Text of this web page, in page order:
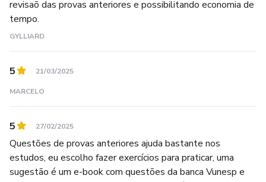
revisaõ das provas anteriores e possibilitando economia de
tempo.
GYLLIARD
5 21/03/2025
MARCELO
5 27/02/2025
Questões de provas anteriores ajuda bastante nos
estudos, eu escolho fazer exercícios para praticar, uma
sugestão é um e-book com questões da banca Vunesp e